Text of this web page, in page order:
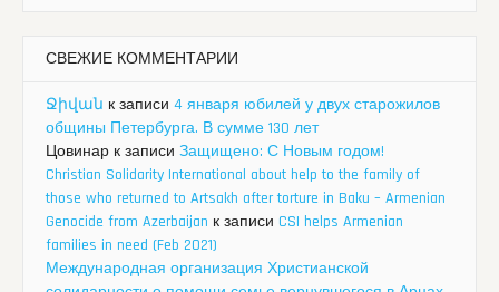
СВЕЖИЕ КОММЕНТАРИИ
Ջիվան к записи 4 января юбилей у двух старожилов
общины Петербурга. В сумме 130 лет
Цовинар к записи Защищено: С Новым годом!
Christian Solidarity International about help to the family of
those who returned to Artsakh after torture in Baku – Armenian
Genocide from Azerbaijan к записи CSI helps Armenian
families in need (Feb 2021)
Международная организация Христианской